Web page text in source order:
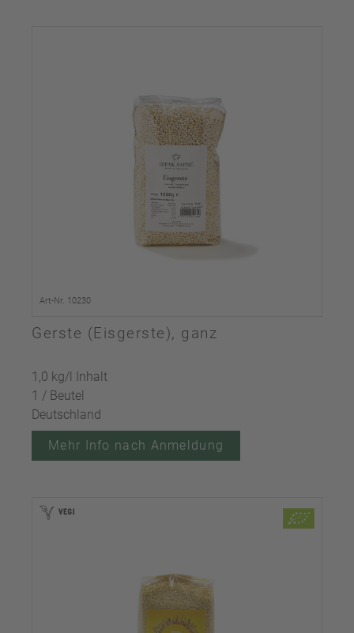
Art-Nr. 10230
Gerste (Eisgerste), ganz
1,0 kg/l Inhalt
1 / Beutel
Deutschland
Mehr Info nach Anmeldung